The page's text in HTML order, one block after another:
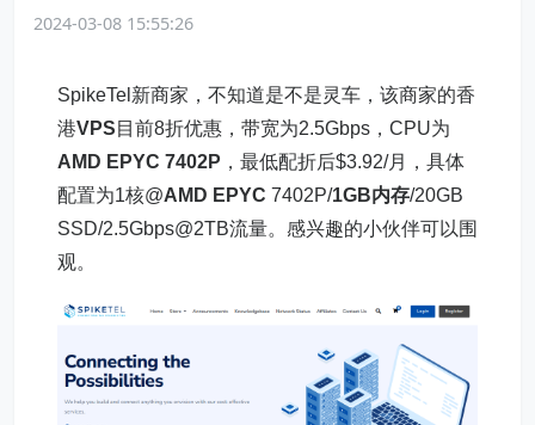
2024-03-08 15:55:26
SpikeTel新商家，不知道是不是灵车，该商家的香
港VPS 目前8折优惠，带宽为2.5Gbps，CPU为
AMD EPYC 7402P ，最低配折后$3.92/月，具体
配置为1核@AMD EPYC 7402P/1GB内存/20GB
SSD/2.5Gbps@2TB流量。感兴趣的小伙伴可以围
观。